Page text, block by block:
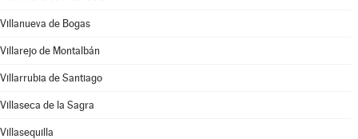
Villanueva de Bogas
Villarejo de Montalbán
Villarrubia de Santiago
Villaseca de la Sagra
Villasequilla